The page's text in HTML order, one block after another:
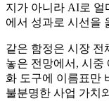
지가 아니라 AI로 얼
에서 성과로 시선을
같은 함정은 시장 전
놓은 전망에서, 시중
화 도구에 이름표만
불분명한 사업 가치